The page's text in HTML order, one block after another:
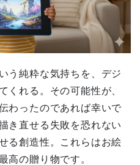
う純粋な気持ちを、デジ
くれる。その可能性が、
わったのであれば幸いで
き直せる失敗を恐れない
る創造性。これらはお絵
高の贈り物です。